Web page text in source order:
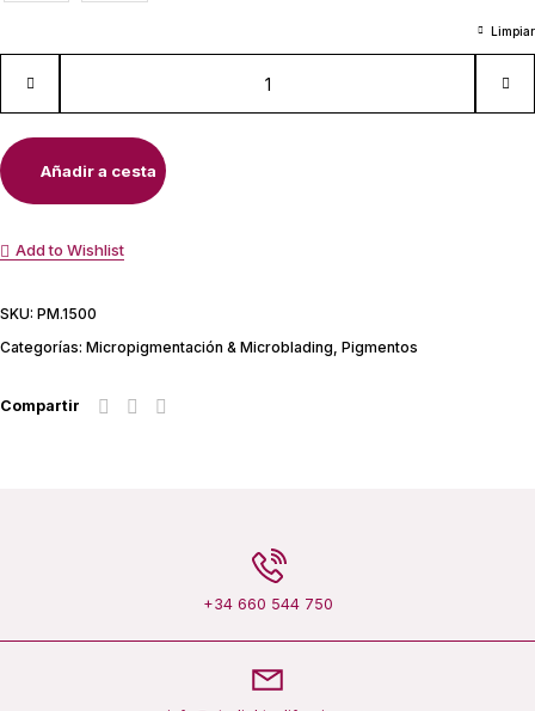
Limpiar
Añadir a cesta
Add to Wishlist
SKU: PM.1500
Categorías: Micropigmentación & Microblading, Pigmentos
Compartir
+34 660 544 750